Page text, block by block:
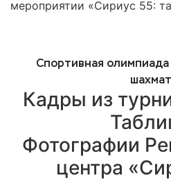
мероприятии «Сириус 55:
Спортивная
Кадры из
Фотографии
центра